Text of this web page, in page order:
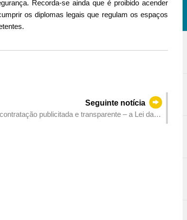
Recorda-se ainda que é proibido acender
os diplomas legais que regulam os espaços
Seguinte notícia
publicitada e transparente – a Lei da